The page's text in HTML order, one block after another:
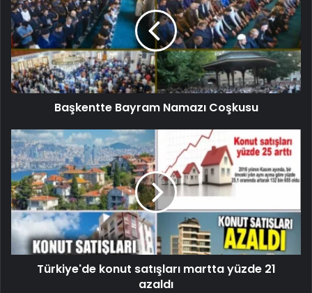
Başkentte Bayram Namazı Coşkusu
Türkiye'de konut satışları martta yüzde 21
azaldı